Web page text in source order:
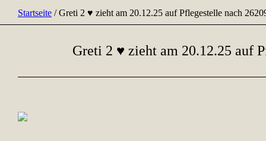
Startseite /Greti 2 ♥ zieht am 20.12.25 auf Pflegestelle nach
Greti 2 ♥ zieht am 20.12.25 auf